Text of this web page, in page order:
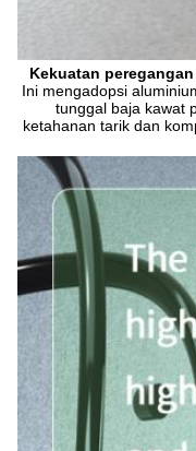
Kekuatan
Ini mengadopsi
tunggal baja kawat
ketahanan tarik dan